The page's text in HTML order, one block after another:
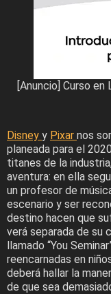
[Anuncio] Curso
Disney y Pixar nos
planeada para el
titanes de la
aventura: en ella
un profesor de
escenario y ser
destino hacen que
verá separada de su
llamado “You
reencarnadas en
deberá hallar la
de que sea